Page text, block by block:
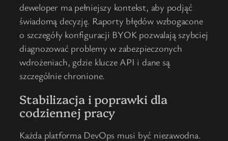
deweloper ma pełniejszy kontekst, aby podjąć
świadomą decyzję. Raporty błędów wzbogacone
o szczegóły konfiguracji BYOK pozwalają szybciej
diagnozować problemy w zabezpieczonych
wdrożeniach, gdzie klucze API i dane są
szczególnie chronione.
Stabilizacja i poprawki dla
codziennej pracy
Każda platforma DevOps musi być niezawodna.